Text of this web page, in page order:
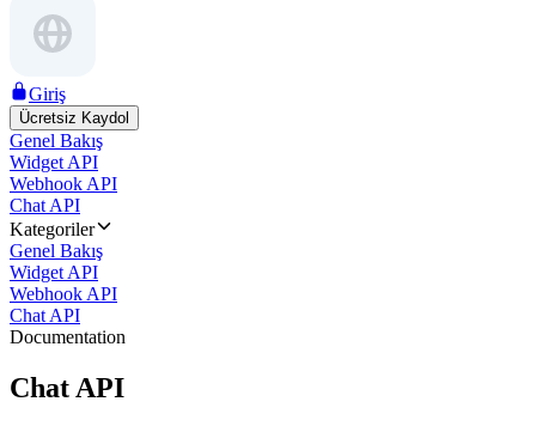
Giriş
Ücretsiz Kaydol
Genel Bakış
Widget API
Webhook API
Chat API
Kategoriler
Genel Bakış
Widget API
Webhook API
Chat API
Documentation
Chat API